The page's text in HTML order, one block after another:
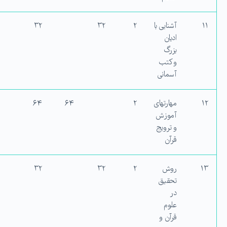
۱۱
آشنایی با
ادیان
بزرگ
و کتب
آسمانی
۲ ۳۲ ۳۲
۱۲
مهارت‏های
آموزش
و ترویج
قرآن
۲ ۶۴ ۶۴
۱۳
روش
تحقیق
در
علوم
قرآن و
۲ ۳۲ ۳۲